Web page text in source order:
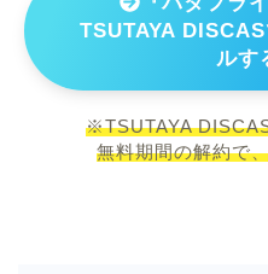
TSUTAYA
ルす
※TSUTAYA
無料期間の解約で